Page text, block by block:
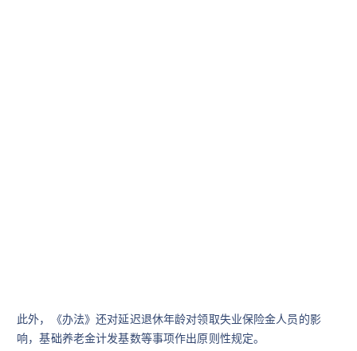
此外，《办法》还对延迟退休年龄对领取失业保险金人员的影
响，基础养老金计发基数等事项作出原则性规定。